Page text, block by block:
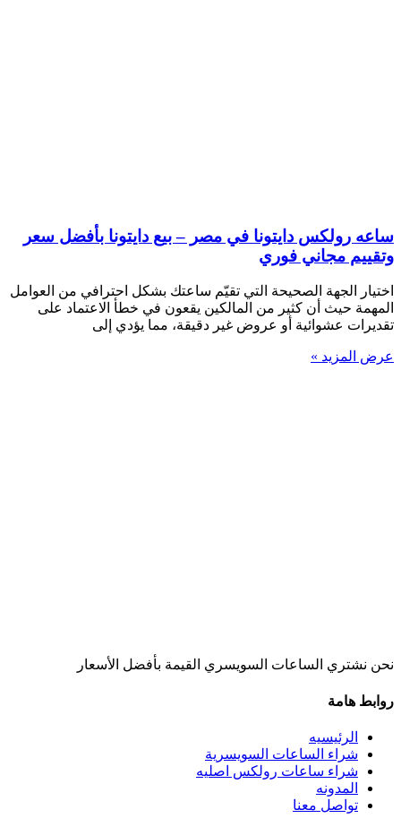
ساعه رولكس دايتونا في مصر – بيع دايتونا بأفضل سعر
وتقييم مجاني فوري
اختيار الجهة الصحيحة التي تقيّم ساعتك بشكل احترافي من العوامل
المهمة حيث أن كثير من المالكين يقعون في خطأ الاعتماد على
تقديرات عشوائية أو عروض غير دقيقة، مما يؤدي إلى
عرض المزيد »
نحن نشتري الساعات السويسري القيمة بأفضل الأسعار
روابط هامة
الرئيسيه
شراء الساعات السويسرية
شراء ساعات رولكس اصليه
المدونه
تواصل معنا